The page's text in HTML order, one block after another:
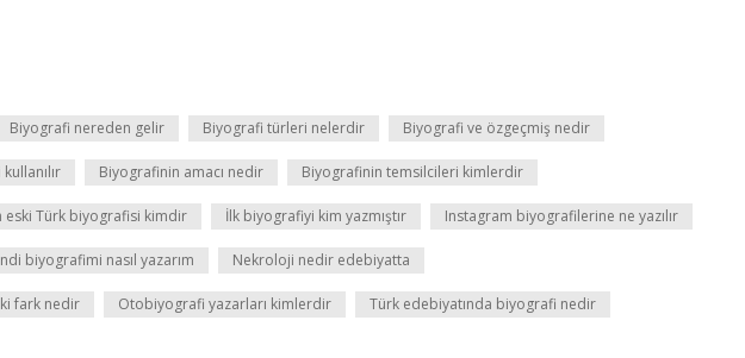
Biyografi nereden gelir Biyografi türleri nelerdir Biyografi ve özgeçmiş nedir
Biyografinin amacı nedir Biyografinin temsilcileri kimlerdir
eski Türk biyografisi kimdir İlk biyografiyi kim yazmıştır Instagram biyografilerine ne yazılır
biyografimi nasıl yazarım Nekroloji nedir edebiyatta
fark nedir Otobiyografi yazarları kimlerdir Türk edebiyatında biyografi nedir